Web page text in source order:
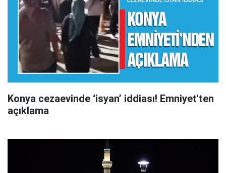
Konya cezaevinde ‘isyan’ iddiası! Emniyet'ten
açıklama